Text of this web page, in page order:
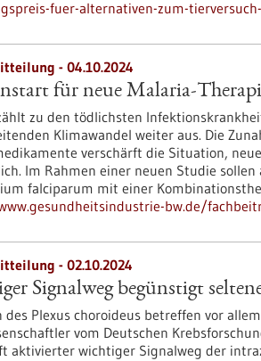
fuer-alternativen-zum-
- 04.10.2024
für neue Malaria-
zu den tödlichsten
Klimawandel weiter aus. Die
verschärft die Situation,
Im Rahmen einer neuen Studie
falciparum mit einer
bw.de/
- 02.10.2024
Signalweg begünstigt
des Plexus choroideus betreffen vor
vom Deutschen
aktivierter wichtiger Signalweg der